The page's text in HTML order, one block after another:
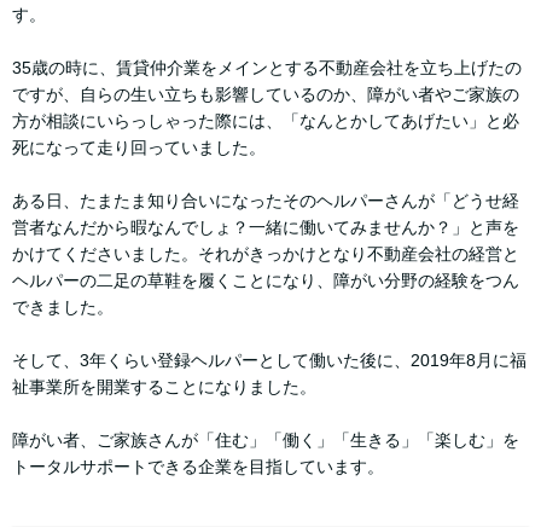
す。
35歳の時に、賃貸仲介業をメインとする不動産会社を立ち上げたの
ですが、自らの生い立ちも影響しているのか、障がい者やご家族の
方が相談にいらっしゃった際には、「なんとかしてあげたい」と必
死になって走り回っていました。
ある日、たまたま知り合いになったそのヘルパーさんが「どうせ経
営者なんだから暇なんでしょ？一緒に働いてみませんか？」と声を
かけてくださいました。それがきっかけとなり不動産会社の経営と
ヘルパーの二足の草鞋を履くことになり、障がい分野の経験をつん
できました。
そして、3年くらい登録ヘルパーとして働いた後に、2019年8月に福
祉事業所を開業することになりました。
障がい者、ご家族さんが「住む」「働く」「生きる」「楽しむ」を
トータルサポートできる企業を目指しています。